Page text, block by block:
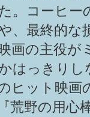
。コーヒー
、最終的な
画の主役が
はっきり
ヒット映画
荒野の用心